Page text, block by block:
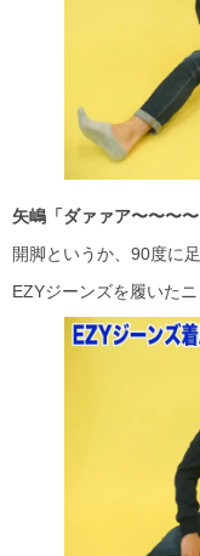
矢嶋「ダァァア〜〜〜
開脚というか、90度に
EZYジーンズを履いた